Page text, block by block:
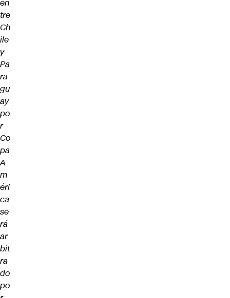
en
tre
Ch
ile
y
Pa
ra
gu
ay
po
r
Co
pa
A
m
éri
ca
se
rá
ar
bit
ra
do
po